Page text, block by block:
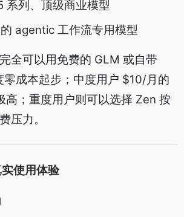
系列、顶级商业模型
agentic 工作流专用模型
全可以用免费的 GLM 或自带
零成本起步；中度用户 $10/月的
高；重度用户则可以选择 Zen 按
压力。
使用体验